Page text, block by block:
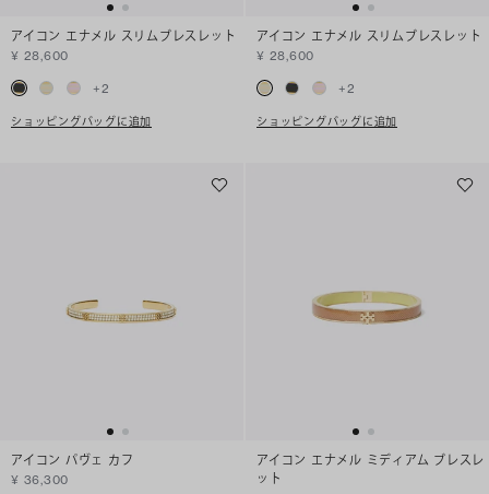
アイコン エナメル スリムブレスレット
¥ 28,600
+2
ショッピングバッグに追加
アイコン エナメル スリムブレスレット
¥ 28,600
+2
ショッピングバッグに追加
アイコン パヴェ カフ
¥ 36,300
アイコン エナメル ミディアム ブレスレ
ット